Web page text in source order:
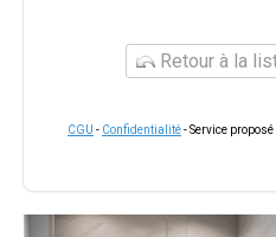
Retour à la
CGU - Confidentialité- Service